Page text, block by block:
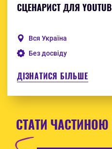
СЦЕНАРИСТ ДЛЯ
Вся Україна
Без досвіду
ДІЗНАТИСЯ БІЛЬШЕ
СТАТИ